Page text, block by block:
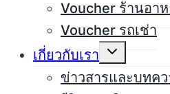
Voucher ร้านอา
Voucher รถเช่า
เกี่ยวกับเรา
Expand
child
ข่าวสารและบทค